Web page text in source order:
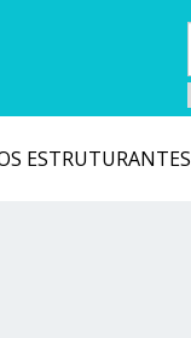
ESTRUTURANTES